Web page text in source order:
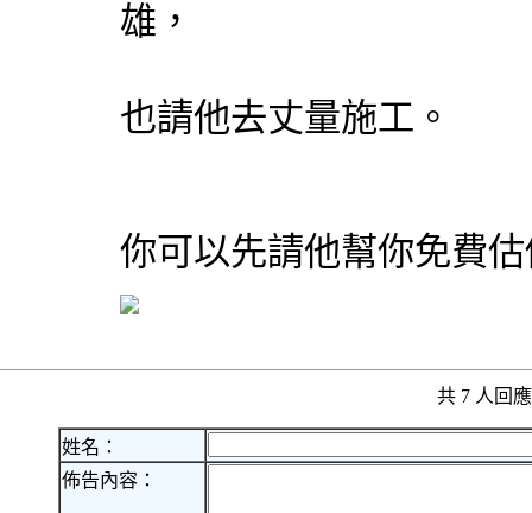
雄，
也請他去丈量施工。
你可以先請他幫你免費
共 7 人回
姓名：
佈告內容：